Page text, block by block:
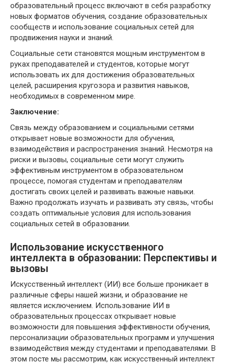
образовательный процесс включают в себя разработку
новых форматов обучения, создание образовательных
сообществ и использование социальных сетей для
продвижения науки и знаний.
Социальные сети становятся мощным инструментом в
руках преподавателей и студентов, которые могут
использовать их для достижения образовательных
целей, расширения кругозора и развития навыков,
необходимых в современном мире.
Заключение:
Связь между образованием и социальными сетями
открывает новые возможности для обучения,
взаимодействия и распространения знаний. Несмотря на
риски и вызовы, социальные сети могут служить
эффективным инструментом в образовательном
процессе, помогая студентам и преподавателям
достигать своих целей и развивать важные навыки.
Важно продолжать изучать и развивать эту связь, чтобы
создать оптимальные условия для использования
социальных сетей в образовании.
Использование искусственного
интеллекта в образовании: Перспективы и
вызовы
Искусственный интеллект (ИИ) все больше проникает в
различные сферы нашей жизни, и образование не
является исключением. Использование ИИ в
образовательных процессах открывает новые
возможности для повышения эффективности обучения,
персонализации образовательных программ и улучшения
взаимодействия между студентами и преподавателями. В
этом посте мы рассмотрим, как искусственный интеллект